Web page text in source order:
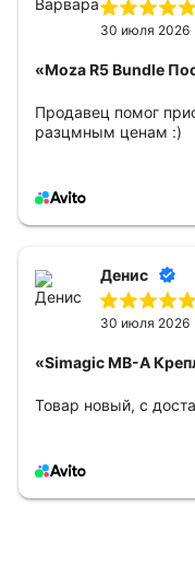
30 июля 2026
«Moza R5 Bundle
Продавец помог
разцмным ценам :)
Денис
30 июля 2026
«Simagic MB-A
Товар новый, с